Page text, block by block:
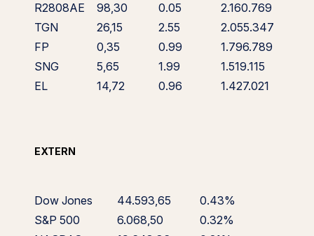
R2808AE
98,30 0.05
2.160.769
TGN
26,15 2.55
2.055.347
FP
0,35 0.99
1.796.789
SNG
5,65 1.99
1.519.115
EL
14,72 0.96 1.427.021
EXTERN
Dow Jones 44.593,65
0.43%
S&P 500
6.068,50
0.32%